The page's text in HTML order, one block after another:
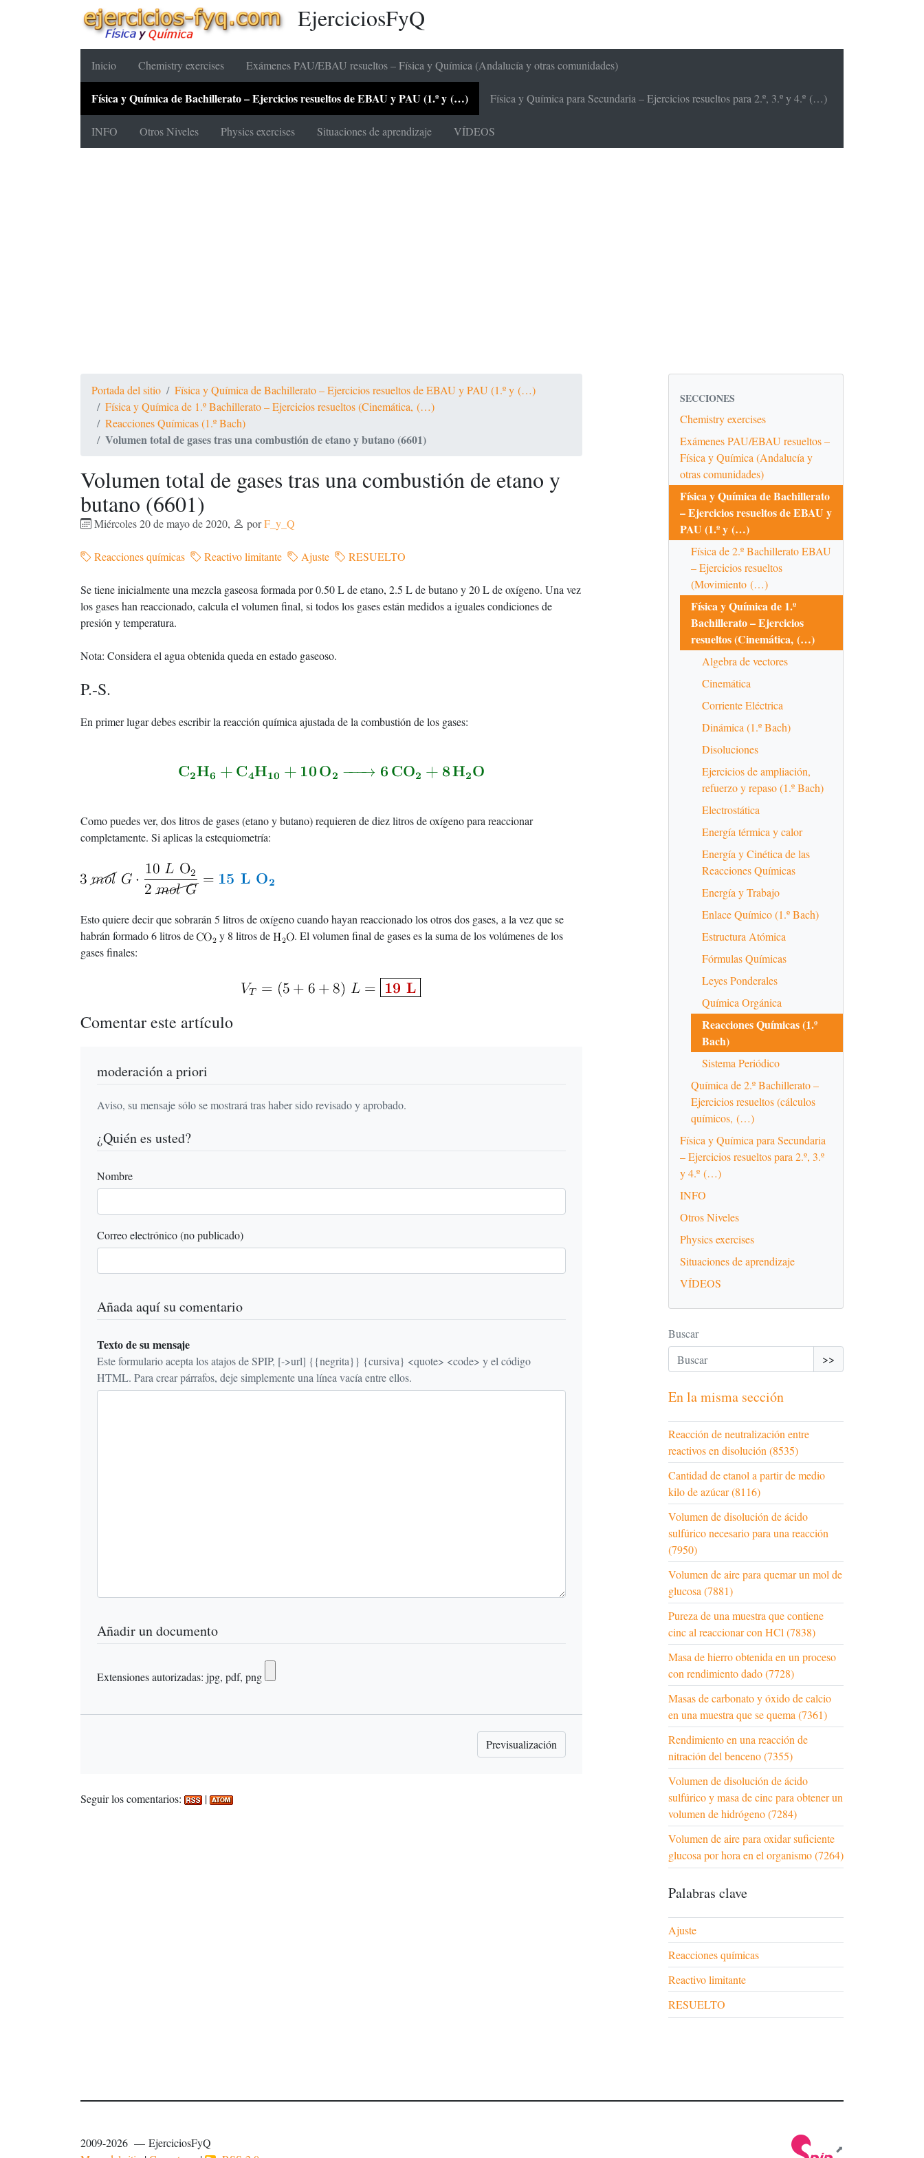
EjerciciosFyQ
Inicio Chemistry exercises Exámenes PAU/EBAU resueltos – Física y Química (Andalucía y otras comunidades)
Física y Química de Bachillerato – Ejercicios resueltos de EBAU y PAU (1.º y (…) Física y Química para Secundaria – Ejercicios resueltos para 2.º, 3.º y 4.º (…)
INFO Otros Niveles Physics exercises Situaciones de aprendizaje VÍDEOS
Portada del sitio
Física y Química de Bachillerato – Ejercicios resueltos de EBAU y PAU (1.º y (…)
Física y Química de 1.º Bachillerato – Ejercicios resueltos (Cinemática, (…)
Reacciones Químicas (1.º Bach)
Volumen total de gases tras una combustión de etano y butano (6601)
Volumen total de gases tras una combustión de etano y
butano (6601)
Miércoles 20 de mayo de 2020, porF_y_Q
Reacciones químicas Reactivo limitante Ajuste RESUELTO
Se tiene inicialmente una mezcla gaseosa formada por 0.50 L de etano, 2.5 L de butano y 20 L de oxígeno. Una vez
los gases han reaccionado, calcula el volumen final, si todos los gases están medidos a iguales condiciones de
presión y temperatura.
Nota: Considera el agua obtenida queda en estado gaseoso.
P.-S.
En primer lugar debes escribir la reacción química ajustada de la combustión de los gases:
Como puedes ver, dos litros de gases (etano y butano) requieren de diez litros de oxígeno para reaccionar
completamente. Si aplicas la estequiometría:
Esto quiere decir que sobrarán 5 litros de oxígeno cuando hayan reaccionado los otros dos gases, a la vez que se
habrán formado 6 litros de
y 8 litros de
. El volumen final de gases es la suma de los volúmenes de los
gases finales:
Comentar este artículo
moderación a priori
Aviso, su mensaje sólo se mostrará tras haber sido revisado y aprobado.
¿Quién es usted?
Nombre
Correo electrónico (no publicado)
Añada aquí su comentario
Texto de su mensaje
Este formulario acepta los atajos de SPIP, [->url] {{negrita}} {cursiva} <quote> <code> y el código
HTML. Para crear párrafos, deje simplemente una línea vacía entre ellos.
Añadir un documento
Extensiones autorizadas: jpg, pdf, png
Seguir los comentarios: |
SECCIONES
Chemistry exercises
Exámenes PAU/EBAU resueltos –
Física y Química (Andalucía y
otras comunidades)
Física y Química de Bachillerato
– Ejercicios resueltos de EBAU y
PAU (1.º y (…)
Física de 2.º Bachillerato EBAU
– Ejercicios resueltos
(Movimiento (…)
Física y Química de 1.º
Bachillerato – Ejercicios
resueltos (Cinemática, (…)
Algebra de vectores
Cinemática
Corriente Eléctrica
Dinámica (1.º Bach)
Disoluciones
Ejercicios de ampliación,
refuerzo y repaso (1.º Bach)
Electrostática
Energía térmica y calor
Energía y Cinética de las
Reacciones Químicas
Energía y Trabajo
Enlace Químico (1.º Bach)
Estructura Atómica
Fórmulas Químicas
Leyes Ponderales
Química Orgánica
Reacciones Químicas (1.º
Bach)
Sistema Periódico
Química de 2.º Bachillerato –
Ejercicios resueltos (cálculos
químicos, (…)
Física y Química para Secundaria
– Ejercicios resueltos para 2.º, 3.º
y 4.º (…)
INFO
Otros Niveles
Physics exercises
Situaciones de aprendizaje
VÍDEOS
Buscar
>>
En la misma sección
Reacción de neutralización entre
reactivos en disolución (8535)
Cantidad de etanol a partir de medio
kilo de azúcar (8116)
Volumen de disolución de ácido
sulfúrico necesario para una reacción
(7950)
Volumen de aire para quemar un mol de
glucosa (7881)
Pureza de una muestra que contiene
cinc al reaccionar con HCl (7838)
Masa de hierro obtenida en un proceso
con rendimiento dado (7728)
Masas de carbonato y óxido de calcio
en una muestra que se quema (7361)
Rendimiento en una reacción de
nitración del benceno (7355)
Volumen de disolución de ácido
sulfúrico y masa de cinc para obtener un
volumen de hidrógeno (7284)
Volumen de aire para oxidar suficiente
glucosa por hora en el organismo (7264)
Palabras clave
Ajuste
Reacciones químicas
Reactivo limitante
RESUELTO
2009-2026 — EjerciciosFyQ